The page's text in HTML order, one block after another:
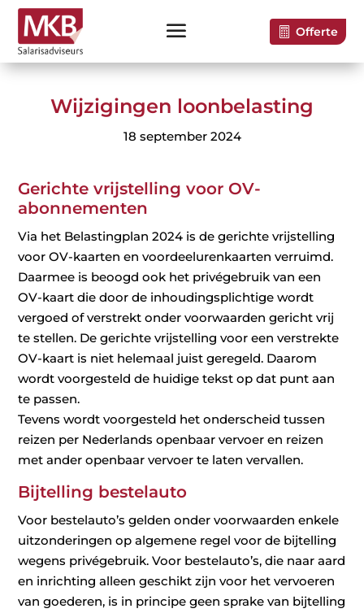
Offerte
Wijzigingen loonbelasting
18 september 2024
Gerichte vrijstelling voor OV-
abonnementen
Via het Belastingplan 2024 is de gerichte vrijstelling
voor OV-kaarten en voordeelurenkaarten verruimd.
Daarmee is beoogd ook het privégebruik van een
OV-kaart die door de inhoudingsplichtige wordt
vergoed of verstrekt onder voorwaarden gericht vrij
te stellen. De gerichte vrijstelling voor een verstrekte
OV-kaart is niet helemaal juist geregeld. Daarom
wordt voorgesteld de huidige tekst op dat punt aan
te passen.
Tevens wordt voorgesteld het onderscheid tussen
reizen per Nederlands openbaar vervoer en reizen
met ander openbaar vervoer te laten vervallen.
Bijtelling bestelauto
Voor bestelauto’s gelden onder voorwaarden enkele
uitzonderingen op algemene regel voor de bijtelling
wegens privégebruik. Voor bestelauto’s, die naar aard
en inrichting alleen geschikt zijn voor het vervoeren
van goederen, is in principe geen sprake van bijtelling